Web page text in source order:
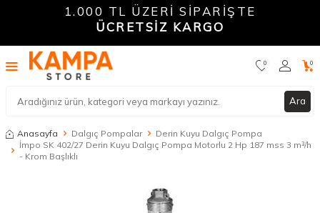
1.000 TL ÜZERİ SİPARİŞTE
ÜCRETSİZ KARGO
Ara
0 0
Anasayfa Dalgıç Pompalar
Derin Kuyu Dalgıç Pompa
İmpo SK 402/27 Derin Kuyu Dalgıç Pompa Motorlu 2 Hp 187 mss 3 m³/h
- Krom Başlıklı